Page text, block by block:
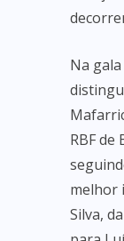
Na
RBF
melhor
Silva,